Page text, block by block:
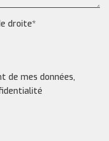
droite*
de mes données,